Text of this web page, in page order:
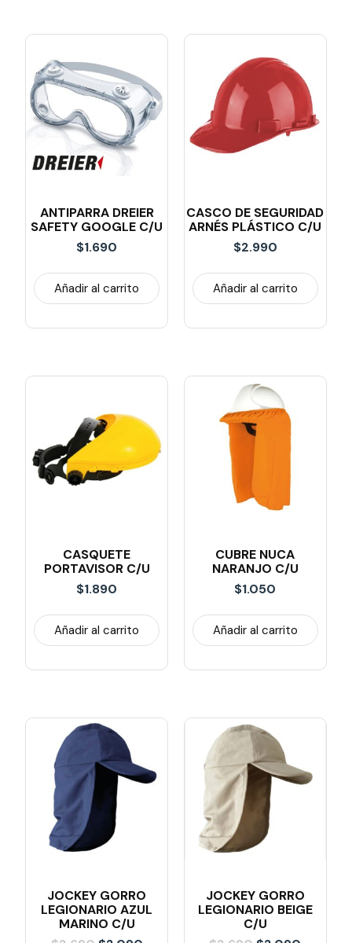
ANTIPARRA DREIER
SAFETY GOOGLE C/U
$1.690
Añadir al carrito
CASCO DE SEGURIDAD
ARNÉS PLÁSTICO C/u
$2.990
Añadir al carrito
CASQUETE
PORTAVISOR C/U
$1.890
Añadir al carrito
CUBRE NUCA
NARANJO C/U
$1.050
Añadir al carrito
JOCKEY GORRO
LEGIONARIO AZUL
MARINO C/U
JOCKEY GORRO
LEGIONARIO BEIGE
C/U